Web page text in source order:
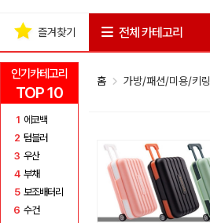
인기카테고리
TOP 10
1 에코백
2 텀블러
3 우산
4 부채
5 보조배터리
6 수건
즐겨찾기 전체 카테고리
홈 가방/패션/미용/키링